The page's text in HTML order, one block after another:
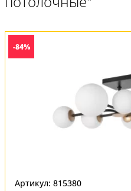
-84%
Артикул: 815380